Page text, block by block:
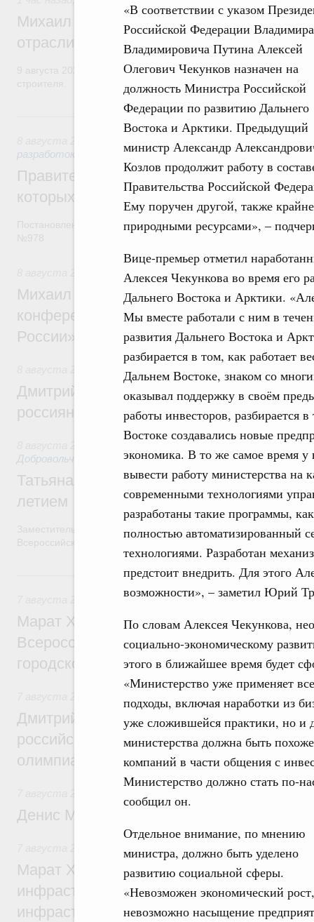
«В соответствии с указом
Российской Федерации Владимира
Владимировича Путина Алексей
Олегович Чекунков назначен на
должность Министра Российской
Федерации по развитию Дальнего
Востока и Арктики. Предыдущий
министр Александр
Козлов продолжит работу в
Правительства Российской
Ему поручен другой, также
природными ресурсами», –
Вице-премьер отметил
Алексея Чекункова во время его
Дальнего Востока и Арктики.
Мы вместе работали с ним в
развития Дальнего Востока и
разбирается в том, как работает
Дальнем Востоке, знаком со
оказывал поддержку в своём
работы инвесторов, разбирается
Востоке создавались новые
экономика. В то же самое время у
вывести работу министерства на
современными технологиями
разработаны такие программы,
полностью автоматизированный
технологиями. Разработан
предстоит внедрить. Для этого
возможности», – заметил Юрий
По словам Алексея Чекункова,
социально-экономическому
этого в ближайшее время будет
«Министерство уже применяет
подходы, включая наработки из
уже сложившейся практики, но и
министерства должна быть
компаний в части общения с
Министерство должно стать по-
сообщил он.
Отдельное внимание, по мнению
министра, должно быть уделено
развитию социальной сферы.
«Невозможен экономический рост,
невозможно насыщение
Михаил Мишустин поздравил
отрасли с профессиональным
9 августа 2026 года отмечается профессиональный праздник
Вчера
Государственная политика в сфере
разработок
Правительство расширило перечень
которых освобождаются от НДФЛ
Постановление от 5 августа 2026 года
Отрасль информационных технологий
Михаил Мишустин дал поручения по
конференции «Цифровая индустрия
России»
Спорт высших достижений и массовый
Дмитрий Чернышенко и Михаил
россиян с Днём физкультурника
Социальные инновации. Некоммерческие
Добровольчество и волонтёрство. Благотворительность
Татьяна Голикова поздравила
летием
Заместитель Председателя Правительства Татьяна Голикова
Всероссийского общественного движения «Волонтёры-
7 августа, пятница
Экономика городов. Городская среда
Марат Хуснуллин провёл заседание
Всероссийского конкурса лучших
городской среды
Отрасль информационных технологий
Дмитрий Чернышенко и Сергей Кравцов
российскую сборную с победой на
олимпиаде по искусственному
Денис Мантуров посетил Ярославскую
Бюджеты субъектов Федерации.
Марат Хуснуллин: 15 объектов
инфраструктуры построили и обновили
инфраструктурным кредитам